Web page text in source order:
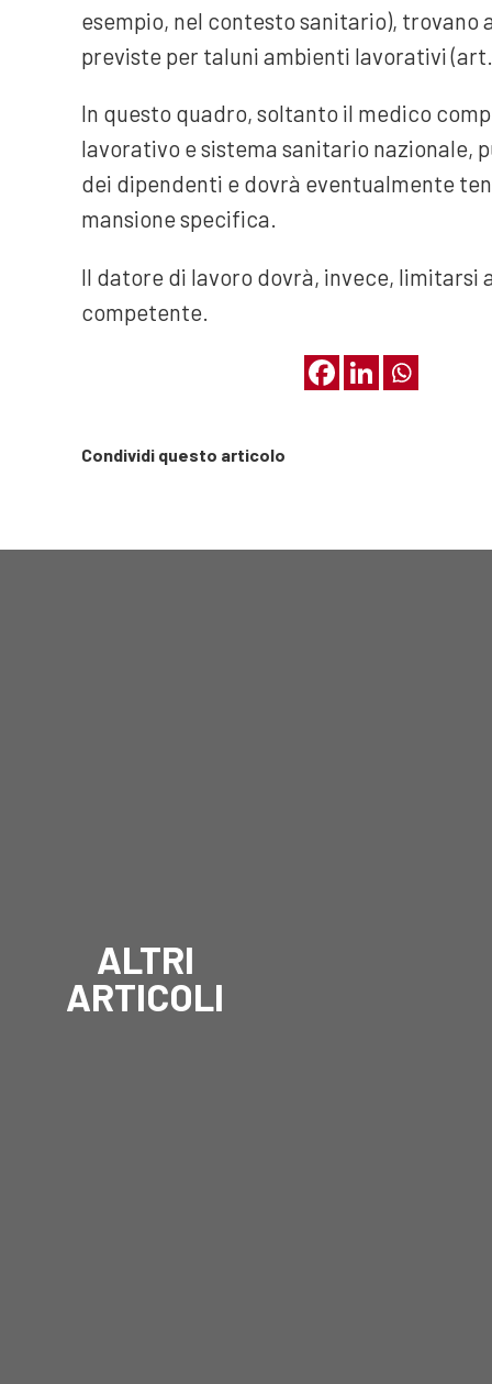
esempio, nel contesto sanitario), trovano
previste per taluni ambienti lavorativi
In questo quadro, soltanto il medico
lavorativo e sistema sanitario nazionale,
dei dipendenti e dovrà eventualmente
mansione specifica.
Il datore di lavoro dovrà, invece,
competente.
Condividi questo articolo
ALTRI
ARTICOLI